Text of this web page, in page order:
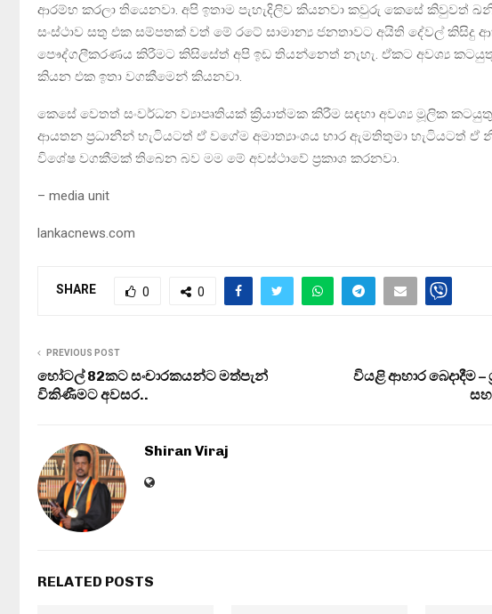
ආරම්භ කරලා තියෙනවා. අපි ඉතාම පැහැදිලිව කියනවා කවුරු කෙසේ කිවුවත්
සංස්ථාව සතු එක සම්පතක් වත් මේ රටේ සාමාන්‍ය ජනතාවට අයිති දේවල් කිසිදු
පෞද්ගලීකරණය කිරීමට කිසිසේත් අපි ඉඩ තියන්නෙත් නැහැ. ඒකට අවශ්‍ය
කියන එක ඉතා වගකීමෙන් කියනවා.
කෙසේ වෙතත් සංවර්ධන ව්‍යාපෘතියක් ක්‍රියාත්මක කිරීම සඳහා අවශ්‍ය මූලික
ආයතන ප්‍රධානීන් හැටියටත් ඒ වගේම අමාත්‍යාංශය භාර ඇමතිතුමා හැටියටත් ඒ
විශේෂ වගකීමක් තිබෙන බව මම මේ අවස්ථාවේ ප්‍රකාශ කරනවා.
– media unit
lankacnews.com
SHARE 0 0
PREVIOUS POST
හෝටල් 82කට සංචාරකයන්ට මත්පැන්
විකිණීමට අවසර..
වියළි ආහාර බෙදාදීම –
Shiran Viraj
RELATED POSTS